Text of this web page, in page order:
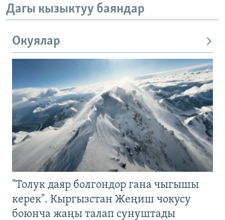
Дагы кызыктуу баяндар
Окуялар
"Толук даяр болгондор гана чыгышы
керек". Кыргызстан Жеңиш чокусу
боюнча жаңы талап сунуштады